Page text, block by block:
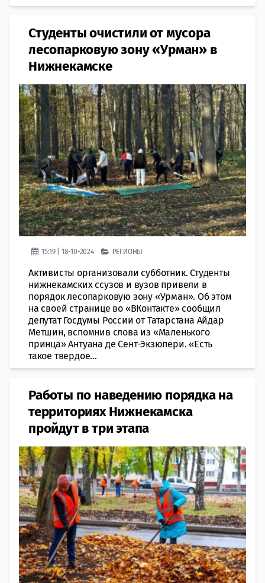
Студенты очистили от мусора
лесопарковую зону «Урман» в
Нижнекамске
15:19 | 18-10-2024 РЕГИОНЫ
Активисты организовали субботник. Студенты
нижнекамских ссузов и вузов привели в
порядок лесопарковую зону «Урман». Об этом
на своей странице во «ВКонтакте» сообщил
депутат Госдумы России от Татарстана Айдар
Метшин, вспомнив слова из «Маленького
принца» Антуана де Сент-Экзюпери. «Есть
такое твердое...
Работы по наведению порядка на
территориях Нижнекамска
пройдут в три этапа